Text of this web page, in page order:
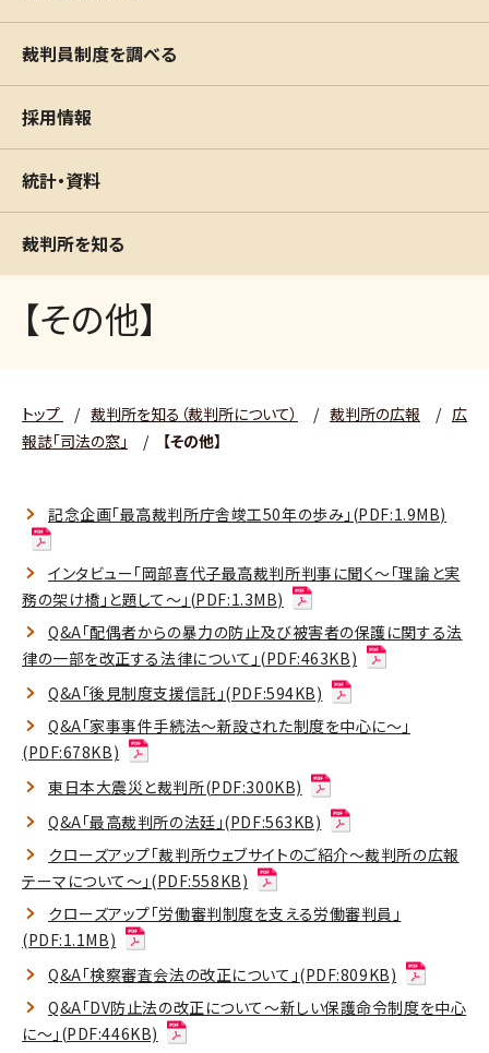
裁判員制度を調べる
採用情報
統計・資料
裁判所を知る
【その他】
トップ / 裁判所を知る（裁判所について） / 裁判所の広報 / 広
報誌「司法の窓」
/ 【その他】
記念企画「最高裁判所庁舎竣工50年の歩み」(PDF:1.9MB)
インタビュー「岡部喜代子最高裁判所判事に聞く～「理論と実
務の架け橋」と題して～」(PDF:1.3MB)
Q&A「配偶者からの暴力の防止及び被害者の保護に関する法
律の一部を改正する法律について」(PDF:463KB)
Q&A「後見制度支援信託」(PDF:594KB)
Q&A「家事事件手続法～新設された制度を中心に～」
(PDF:678KB)
東日本大震災と裁判所(PDF:300KB)
Q&A「最高裁判所の法廷」(PDF:563KB)
クローズアップ「裁判所ウェブサイトのご紹介～裁判所の広報
テーマについて～」(PDF:558KB)
クローズアップ「労働審判制度を支える労働審判員」
(PDF:1.1MB)
Q&A「検察審査会法の改正について」(PDF:809KB)
Q&A「DV防止法の改正について～新しい保護命令制度を中心
に～」(PDF:446KB)